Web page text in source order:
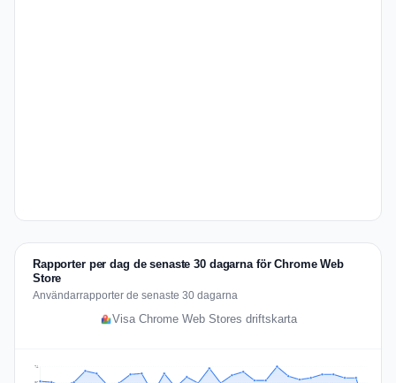
Rapporter per dag de senaste 30 dagarna för Chrome Web
Store
Användarrapporter de senaste 30 dagarna
Visa Chrome Web Stores driftskarta
74